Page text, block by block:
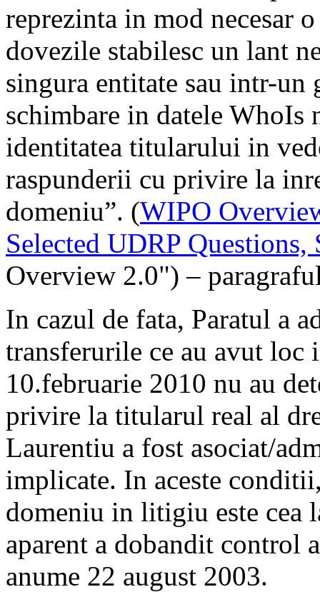
reprezinta in mod necesar
dovezile stabilesc un lant
singura entitate sau intr-un
schimbare in datele WhoIs
identitatea titularului in
raspunderii cu privire la
domeniu”. (WIPO
Selected UDRP
Overview 2.0") –
In cazul de fata, Paratul a
transferurile ce au avut loc
10.februarie 2010 nu au
privire la titularul real al
Laurentiu a fost asociat/
implicate. In aceste
domeniu in litigiu este cea
aparent a dobandit control
anume 22 august 2003.